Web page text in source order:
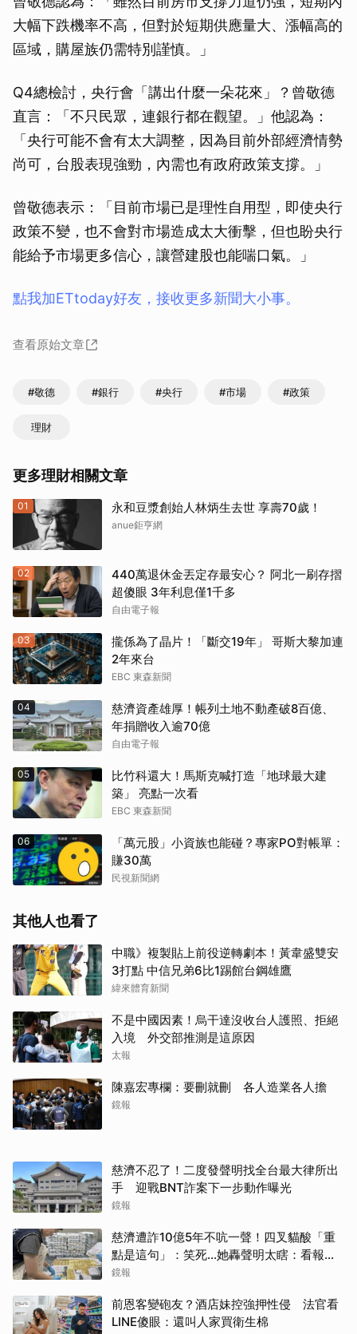
大幅下跌機率不高，但對於短期供應量大、漲幅高的
區域，購屋族仍需特別謹慎。」
Q4總檢討，央行會「講出什麼一朵花來」？曾敬德
直言：「不只民眾，連銀行都在觀望。」他認為：
「央行可能不會有太大調整，因為目前外部經濟情勢
尚可，台股表現強勁，內需也有政府政策支撐。」
曾敬德表示：「目前市場已是理性自用型，即使央行
政策不變，也不會對市場造成太大衝擊，但也盼央行
能給予市場更多信心，讓營建股也能喘口氣。」
點我加ETtoday好友，接收更多新聞大小事。
查看原始文章
#敬德 #銀行 #央行 #市場 #政策
理財
更多理財相關文章
01 永和豆漿創始人林炳生去世 享壽70歲！
anue鉅亨網
02
440萬退休金丟定存最安心？ 阿北一刷存摺
超傻眼 3年利息僅1千多
自由電子報
03
攏係為了晶片！「斷交19年」 哥斯大黎加連
2年來台
EBC 東森新聞
04
慈濟資產雄厚！帳列土地不動產破8百億、
年捐贈收入逾70億
自由電子報
05
比竹科還大！馬斯克喊打造「地球最大建
築」 亮點一次看
EBC 東森新聞
06
「萬元股」小資族也能碰？專家PO對帳單：
賺30萬
民視新聞網
其他人也看了
中職》複製貼上前役逆轉劇本！黃韋盛雙安
3打點 中信兄弟6比1踢館台鋼雄鷹
緯來體育新聞
不是中國因素！烏干達沒收台人護照、拒絕
入境 外交部推測是這原因
太報
陳嘉宏專欄：要刪就刪 各人造業各人擔
鏡報
慈濟不忍了！二度發聲明找全台最大律所出
手 迎戰BNT詐案下一步動作曝光
鏡報
慈濟遭詐10億5年不吭一聲！四叉貓酸「重
點是這句」：笑死...她轟聲明太瞎：看報紙
才知被騙
鏡報
前恩客變砲友？酒店妹控強押性侵 法官看
LINE傻眼：還叫人家買衛生棉